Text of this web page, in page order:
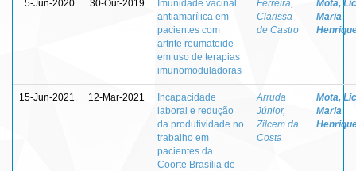
5-Jun-2020 30-Out-2019
Imunidade vacinal
antiamarílica em
pacientes com
artrite reumatoide
em uso de terapias
imunomoduladoras
Ferreira,
Clarissa
de Castro
Mota,
Maria
15-Jun-2021 12-Mar-2021
Incapacidade
laboral e redução
da produtividade no
trabalho em
pacientes da
Coorte Brasília de
Arruda
Júnior,
Zilcem da
Costa
Mota,
Maria